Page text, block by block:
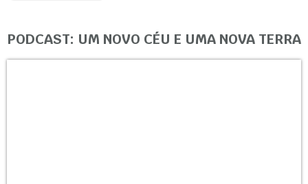
PODCAST: UM NOVO CÉU E UMA NOVA TERRA